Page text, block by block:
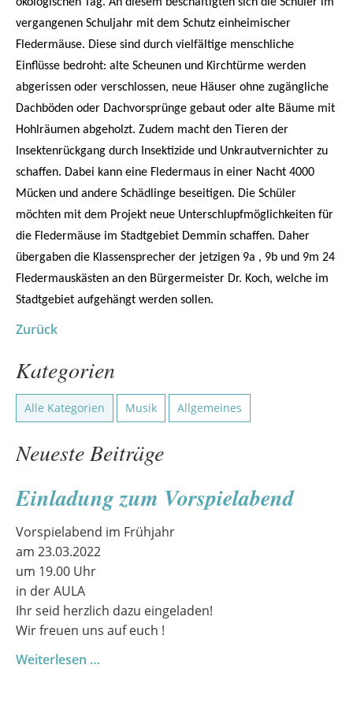
vergangenen Schuljahr mit dem Schutz einheimischer
Fledermäuse. Diese sind durch vielfältige menschliche
Einflüsse bedroht: alte Scheunen und Kirchtürme werden
abgerissen oder verschlossen, neue Häuser ohne zugängliche
Dachböden oder Dachvorsprünge gebaut oder alte Bäume mit
Hohlräumen abgeholzt. Zudem macht den Tieren der
Insektenrückgang durch Insektizide und Unkrautvernichter zu
schaffen. Dabei kann eine Fledermaus in einer Nacht 4000
Mücken und andere Schädlinge beseitigen. Die Schüler
möchten mit dem Projekt neue Unterschlupfmöglichkeiten für
die Fledermäuse im Stadtgebiet Demmin schaffen. Daher
übergaben die Klassensprecher der jetzigen 9a , 9b und 9m 24
Fledermauskästen an den Bürgermeister Dr. Koch, welche im
Stadtgebiet aufgehängt werden sollen.
Zurück
Kategorien
Alle Kategorien Musik Allgemeines
Neueste Beiträge
Einladung zum Vorspielabend
Vorspielabend im Frühjahr
am 23.03.2022
um 19.00 Uhr
in der AULA
Ihr seid herzlich dazu eingeladen!
Wir freuen uns auf euch !
Weiterlesen …